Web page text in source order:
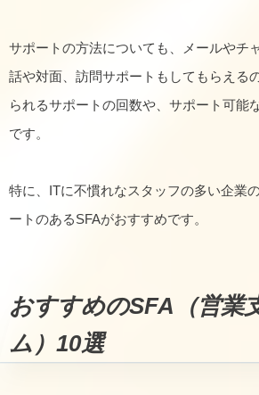
サポートの方法についても、メールやチ
話や対面、訪問サポートもしてもらえる
られるサポートの回数や、サポート可能
です。
特に、ITに不慣れなスタッフの多い企業
ートのあるSFAがおすすめです。
おすすめのSFA（営業
ム）10選